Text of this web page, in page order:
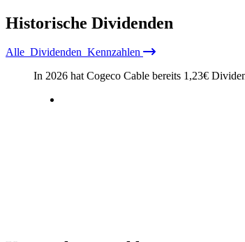
Historische Dividenden
Alle Dividenden Kennzahlen
In 2026 hat Cogeco Cable bereits 1,23€